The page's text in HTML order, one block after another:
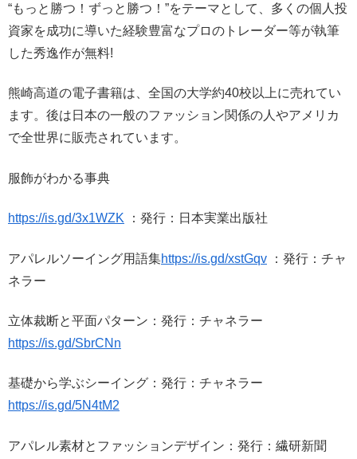
“もっと勝つ！ずっと勝つ！”をテーマとして、多くの個人投
資家を成功に導いた経験豊富なプロのトレーダー等が執筆
した秀逸作が無料!
熊崎高道の電子書籍は、全国の大学約40校以上に売れてい
ます。後は日本の一般のファッション関係の人やアメリカ
で全世界に販売されています。
服飾がわかる事典
https://is.gd/3x1WZK ：発行：日本実業出版社
アパレルソーイング用語集https://is.gd/xstGqv ：発行：チャ
ネラー
立体裁断と平面パターン：発行：チャネラー
https://is.gd/SbrCNn
基礎から学ぶシーイング：発行：チャネラー
https://is.gd/5N4tM2
アパレル素材とファッションデザイン：発行：繊研新聞